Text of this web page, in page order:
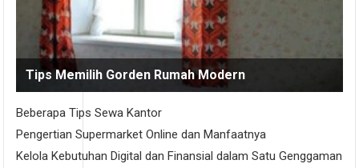
Tips Memilih Gorden Rumah Modern
Beberapa Tips Sewa Kantor
Pengertian Supermarket Online dan Manfaatnya
Kelola Kebutuhan Digital dan Finansial dalam Satu Genggaman